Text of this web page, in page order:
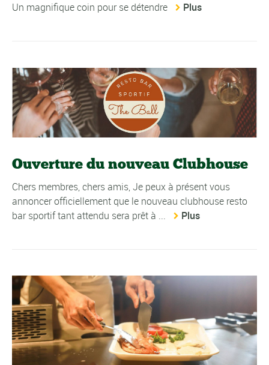
Un magnifique coin pour se détendre Plus
Ouverture du nouveau Clubhouse
Chers membres, chers amis, Je peux à présent vous
annoncer officiellement que le nouveau clubhouse resto
bar sportif tant attendu sera prêt à ...
Plus